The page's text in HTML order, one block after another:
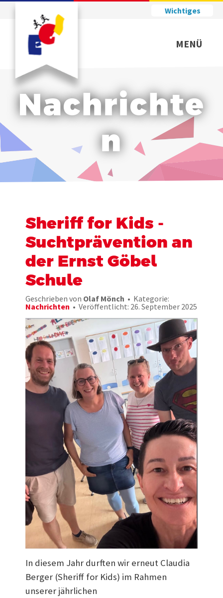
Wichtiges
MENÜ
Nachrichte
n
Sheriff for Kids -
Suchtprävention an
der Ernst Göbel
Schule
Geschrieben von Olaf Mönch
Kategorie:
Nachrichten
Veröffentlicht: 26. September 2025
In diesem Jahr durften wir erneut Claudia
Berger (Sheriff for Kids) im Rahmen
unserer jährlichen